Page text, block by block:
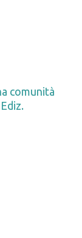
comunità